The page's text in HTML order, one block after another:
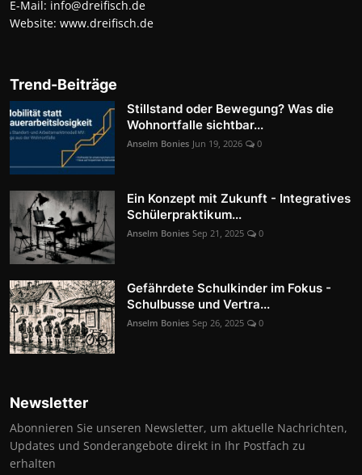
E-Mail: info@dreifisch.de
Website: www.dreifisch.de
Trend-Beiträge
Stillstand oder Bewegung? Was die
Wohnortfalle sichtbar...
Anselm Bonies Jun 19, 2026 0
Ein Konzept mit Zukunft - Integratives
Schülerpraktikum...
Anselm Bonies Sep 21, 2025 0
Gefährdete Schulkinder im Fokus -
Schulbusse und Vertra...
Anselm Bonies Sep 26, 2025 0
Newsletter
Abonnieren Sie unseren Newsletter, um aktuelle Nachrichten,
Updates und Sonderangebote direkt in Ihr Postfach zu
erhalten